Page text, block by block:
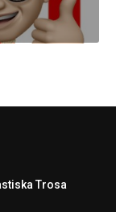
Trosa